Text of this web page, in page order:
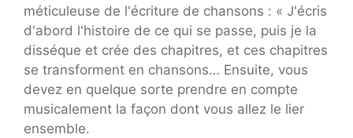
méticuleuse de l'écriture de chansons : « J'écris
d'abord l'histoire de ce qui se passe, puis je la
disséque et crée des chapitres, et ces chapitres
se transforment en chansons… Ensuite, vous
devez en quelque sorte prendre en compte
musicalement la façon dont vous allez le lier
ensemble.